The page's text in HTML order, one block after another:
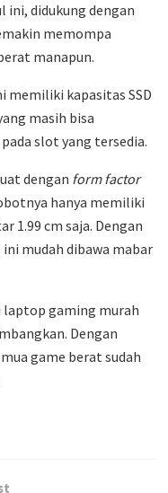
ini, didukung dengan
memompa
manapun.
memiliki kapasitas SSD
masih bisa
slot yang tersedia.
dengan form factor
hanya memiliki
1.99 cm saja. Dengan
mudah dibawa mabar
laptop gaming murah
Dengan
game berat sudah